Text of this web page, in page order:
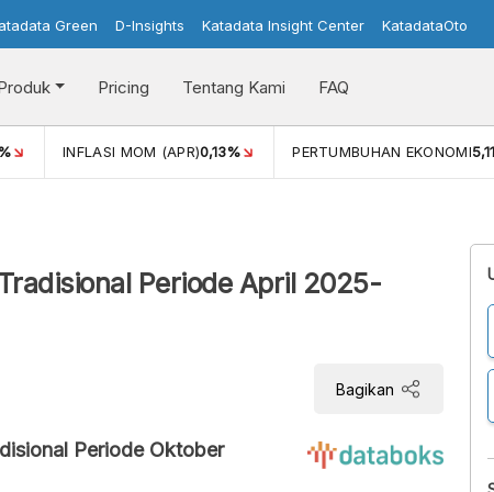
Green D-Insights Katadata Insight Center KatadataOto
Pricing Tentang Kami FAQ
INFLASI MOM (APR)0,13% PERTUMBUHAN EKONOMI
Periode April 2025-
Bagikan
Periode Oktober